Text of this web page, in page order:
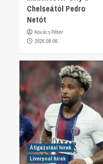
Chelseától Pedro
Netót
Kovács Péter
2026.08.06.
Átigazolási hírek
Liverpool hírek